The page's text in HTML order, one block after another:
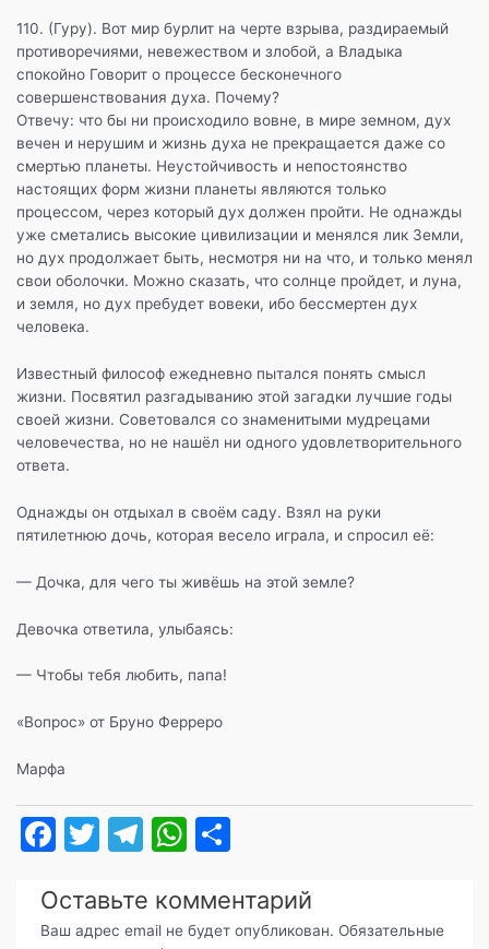
110. (Гуру). Вот мир бурлит на черте взрыва, раздираемый
противоречиями, невежеством и злобой, а Владыка
спокойно Говорит о процессе бесконечного
совершенствования духа. Почему?
Отвечу: что бы ни происходило вовне, в мире земном, дух
вечен и нерушим и жизнь духа не прекращается даже со
смертью планеты. Неустойчивость и непостоянство
настоящих форм жизни планеты являются только
процессом, через который дух должен пройти. Не однажды
уже сметались высокие цивилизации и менялся лик Земли,
но дух продолжает быть, несмотря ни на что, и только менял
свои оболочки. Можно сказать, что солнце пройдет, и луна,
и земля, но дух пребудет вовеки, ибо бессмертен дух
человека.
Известный философ ежедневно пытался понять смысл
жизни. Посвятил разгадыванию этой загадки лучшие годы
своей жизни. Советовался со знаменитыми мудрецами
человечества, но не нашёл ни одного удовлетворительного
ответа.
Однажды он отдыхал в своём саду. Взял на руки
пятилетнюю дочь, которая весело играла, и спросил её:
— Дочка, для чего ты живёшь на этой земле?
Девочка ответила, улыбаясь:
— Чтобы тебя любить, папа!
«Вопрос» от Бруно Ферреро
Марфа
F
c
e
T
itt
er
T
e
gr
W
at
s
п
р
Оставьте комментарий
Ваш адрес email не будет опубликован. Обязательные